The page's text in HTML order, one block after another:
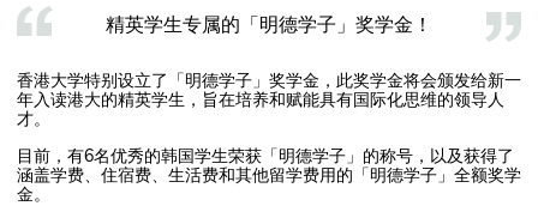
精英学生专属的「明德学子」奖学金！
香港大学特别设立了「明德学子」奖学金，此奖学金将会颁发给新一
年入读港大的精英学生，旨在培养和赋能具有国际化思维的领导人
才。
目前，有6名优秀的韩国学生荣获「明德学子」的称号，以及获得了
涵盖学费、住宿费、生活费和其他留学费用的「明德学子」全额奖学
金。